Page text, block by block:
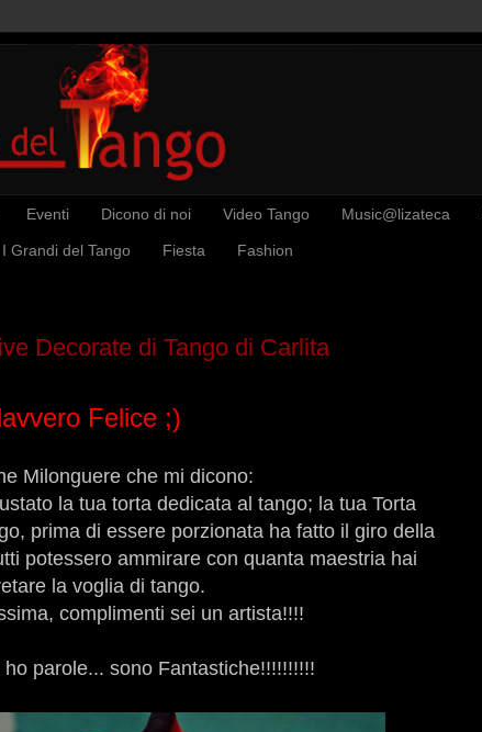
Eventi Dicono di noi Video Tango Music@lizateca
I Grandi del Tango Fiesta Fashion
Decorate di Tango di Carlita
Felice ;)
Milonguere che mi dicono:
la tua torta dedicata al tango; la tua Torta
prima di essere porzionata ha fatto il giro della
potessero ammirare con quanta maestria hai
la voglia di tango.
complimenti sei un artista!!!!
parole... sono Fantastiche!!!!!!!!!!